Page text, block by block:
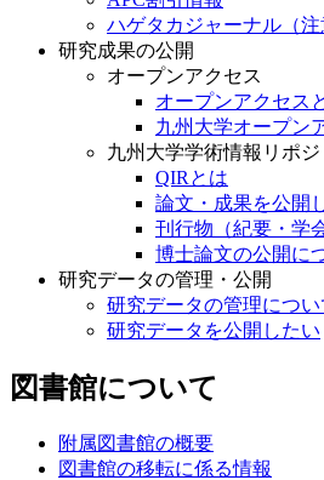
ハゲタカジャーナル（注
研究成果の公開
オープンアクセス
オープンアクセス
九州大学オープン
九州大学学術情報リポジ
QIRとは
論文・成果を公開
刊行物（紀要・学
博士論文の公開に
研究データの管理・公開
研究データの管理につ
研究データを公開したい
図書館について
附属図書館の概要
図書館の移転に係る情報